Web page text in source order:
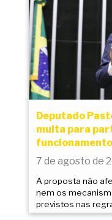
Deputado
multa para
7 de agosto de
A proposta não
nem os
previstos nas